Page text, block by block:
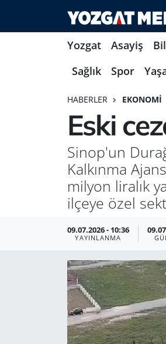
Yozgat Asayiş
Sağlık
Spor
HABERLER EKONOMI
Eski
Sinop'un
Kalkınma
milyon liralık
ilçeye özel
09.07.2026 - 10:36
YAYINLANMA